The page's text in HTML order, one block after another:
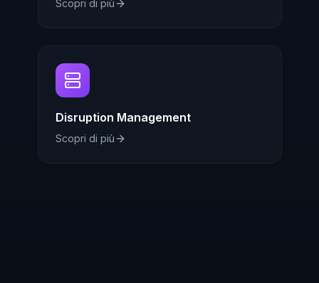
Scopri di più
Disruption Management
Scopri di più